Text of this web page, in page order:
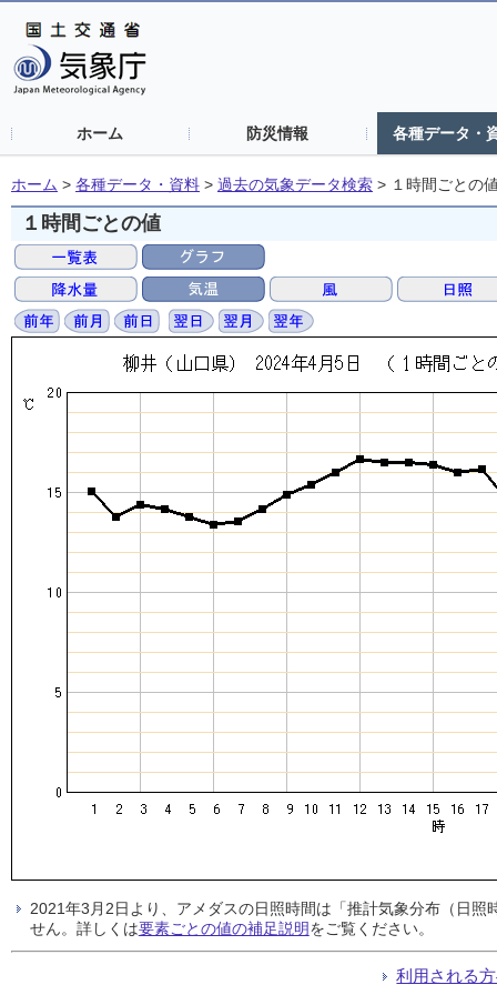
ホーム 防災情報 各種データ・
ホーム > 各種データ・資料 > 過去の気象データ検索 > １時間ごとの
１時間ごとの値
2021年3月2日より、アメダスの日照時間は「推計気象分布（日
せん。詳しくは要素ごとの値の補足説明をご覧ください。
利用される